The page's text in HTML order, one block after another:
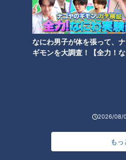
なにわ男子が体を張って、
ギモンを大調査！【全力！
2026/08/
もっ
この記事を見たあなたへの
【キユーピー３分クッキング】